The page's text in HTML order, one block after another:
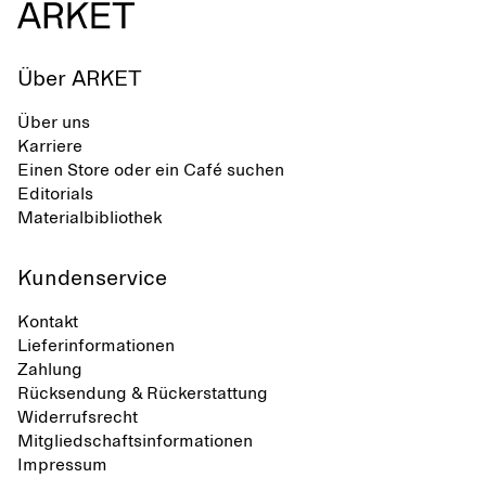
Über ARKET
Über uns
Karriere
Einen Store oder ein Café suchen
Editorials
Materialbibliothek
Kundenservice
Kontakt
Lieferinformationen
Zahlung
Rücksendung & Rückerstattung
Widerrufsrecht
Mitgliedschaftsinformationen
Impressum